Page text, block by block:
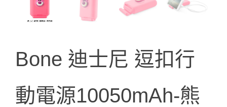
Bone 迪士尼 逗扣行
動電源10050mAh-熊